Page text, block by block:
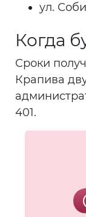
ул.
Когда
Сроки
Крапива
401.